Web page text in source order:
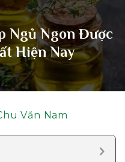
Ngủ Ngon Được
Hiện Nay
Văn Nam